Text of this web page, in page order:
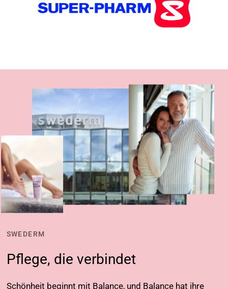
SWEDERM
Pflege, die verbindet
Schönheit beginnt mit Balance, und Balance hat ihre